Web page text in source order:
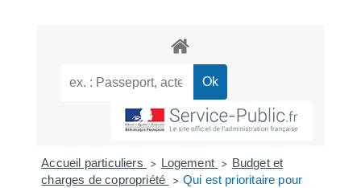
Accueil particuliers > Logement > Budget et
charges de copropriété
> Qui est prioritaire pour